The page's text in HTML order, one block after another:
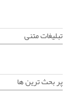
تبلیغات متنی
پر بحث ترین ها